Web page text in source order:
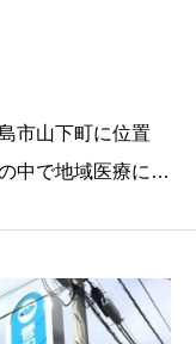
市山下町に位置
中で地域医療に貢
融合させた診療を
ひとりの目 […]